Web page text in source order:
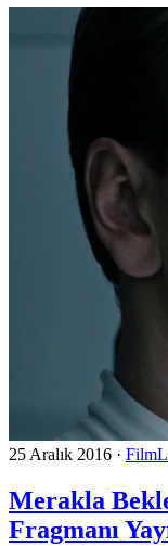
25 Aralık 2016 ·
Merakla
Fragmanı